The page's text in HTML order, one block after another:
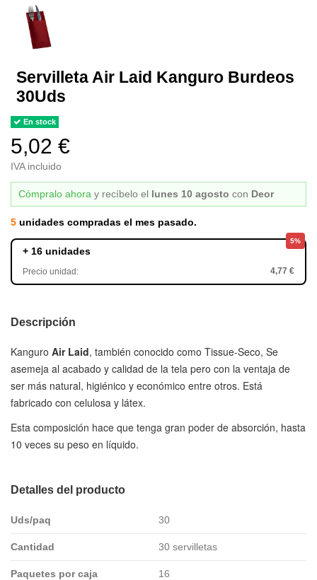
Servilleta Air Laid Kanguro Burdeos
30Uds
En stock
5,02 €
IVA incluido
Cómpralo ahora y recíbelo el lunes 10 agosto con Deor
5 unidades compradas el mes pasado.
5%
+ 16 unidades
Precio unidad: 4,77 €
Descripción
Kanguro Air Laid, también conocido como Tissue-Seco, Se
asemeja al acabado y calidad de la tela pero con la ventaja de
ser más natural, higiénico y económico entre otros. Está
fabricado con celulosa y látex.
Esta composición hace que tenga gran poder de absorción, hasta
10 veces su peso en líquido.
Detalles del producto
Uds/paq 30
Cantidad 30 servilletas
Paquetes por caja 16